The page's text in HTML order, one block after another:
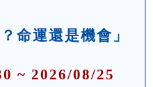
命運還是機會」
~ 2026/08/25